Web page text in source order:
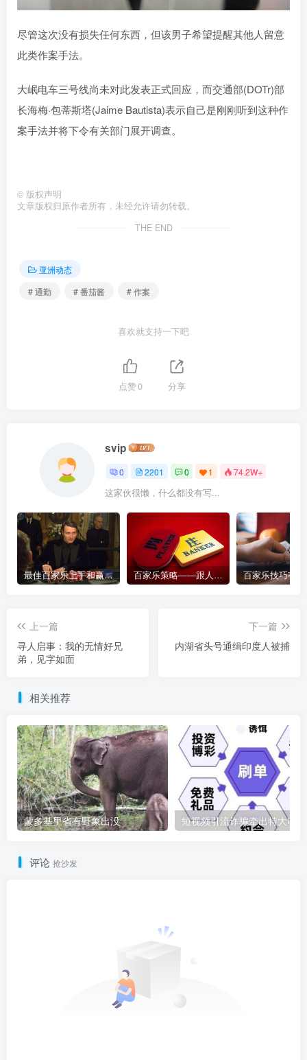
尽管这次没有损失任何东西，但该男子希望提醒其他人留意
此类作案手法。
大岷电车三号线尚未对此发表正式回应，而交通部(DOTr)部
长海梅·包蒂斯塔(Jaime Bautista)表示自己是刚刚听到这种作
案手法并将下令有关部门展开调查。
© 版权声明
文章版权归原作者所有，未经允许请勿转载。
THE END
亚洲动态
# 通勤
# 番茄酱 # 作案
喜欢就支持一下吧
点赞0 分享
svip
0 2201 0 1 74.2W+
这家伙很懒，什么都没有写...
最佳百家乐上手和赢钱指南 – 终极版 百家乐策略——跟人胜过跟路
上一篇
寻人启事：我的无情好兄
弟，见字如面
下一篇
内湖省头号通缉印度人被捕
相关推荐
蒙多基里省有野象出没
评论 抢沙发